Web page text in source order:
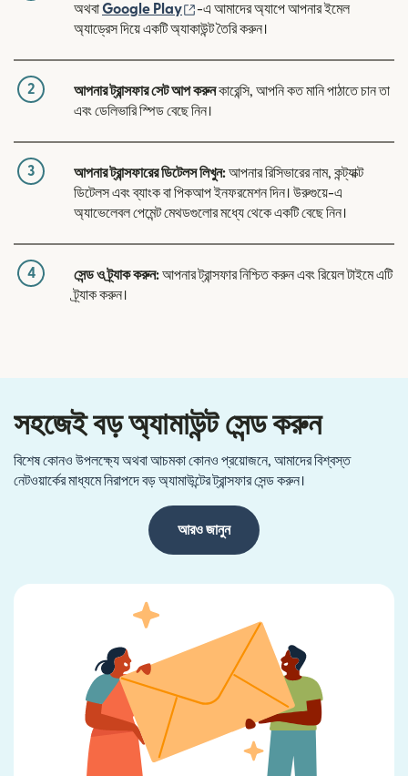
অথবাGoogle Play (নতুন উইন্ডোতে খুলবে)
-এ আমাদের অ্যাপে আপনার ইমেল
অ্যাড্রেস দিয়ে একটি অ্যাকাউন্ট তৈরি করুন।
2 আপনার ট্রান্সফার সেট আপ করুনকারেন্সি, আপনি কত মানি পাঠাতে চান তা
এবং ডেলিভারি স্পিড বেছে নিন।
3 আপনার ট্রান্সফারের ডিটেলস লিখুন:আপনার রিসিভারের নাম, কন্ট্যাক্ট
ডিটেলস এবং ব্যাংক বা পিকআপ ইনফরমেশন দিন। উরুগুয়ে-এ
অ্যাভেলেবল পেমেন্ট মেথডগুলোর মধ্যে থেকে একটি বেছে নিন।
4 সেন্ড ও ট্র্যাক করুন:আপনার ট্রান্সফার নিশ্চিত করুন এবং রিয়েল টাইমে এটি
ট্র্যাক করুন।
সহজেই বড় অ্যামাউন্ট সেন্ড করুন
বিশেষ কোনও উপলক্ষ্যে অথবা আচমকা কোনও প্রয়োজনে, আমাদের বিশ্বস্ত
নেটওয়ার্কের মাধ্যমে নিরাপদে বড় অ্যামাউন্টের ট্রান্সফার সেন্ড করুন।
আরও জানুন